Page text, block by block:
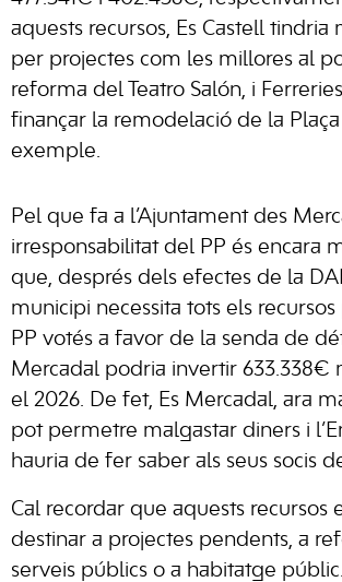
aquests recursos, Es Castell tindria
per projectes com les millores al
reforma del Teatro Salón, i
finançar la remodelació de la
exemple.
Pel que fa a l’Ajuntament des
irresponsabilitat del PP és encara
que, després dels efectes de la
municipi necessita tots els recursos
PP votés a favor de la senda de
Mercadal podria invertir 633.338€
el 2026. De fet, Es Mercadal, ara
pot permetre malgastar diners i
hauria de fer saber als seus socis
Cal recordar que aquests recursos
destinar a projectes pendents, a
serveis públics o a habitatge